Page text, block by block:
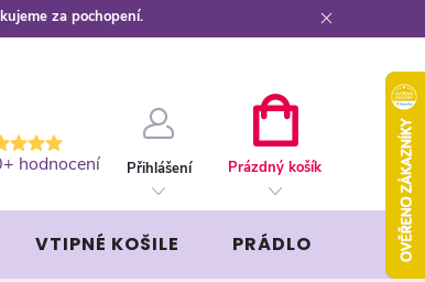
za pochopení.
hodnocení Přihlášení
KOŠÍK
Prázdný košík
VTIPNÉ KOŠILE PRÁDLO